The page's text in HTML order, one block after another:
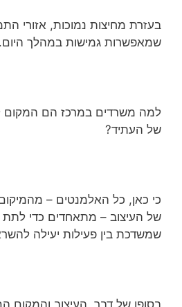
בעזרת מחיצות נמוכות, אזורי
שמאפשרות גמישות במהלך היום.
למה משרדים במרכז הם המקום
של העתיד?
כי כאן, כל האלמנטים –
של העיצוב – מתאחדים כדי לתת
שמשדכת בין פעילות יעילה
בסופו של דבר, העיצוב והמקום